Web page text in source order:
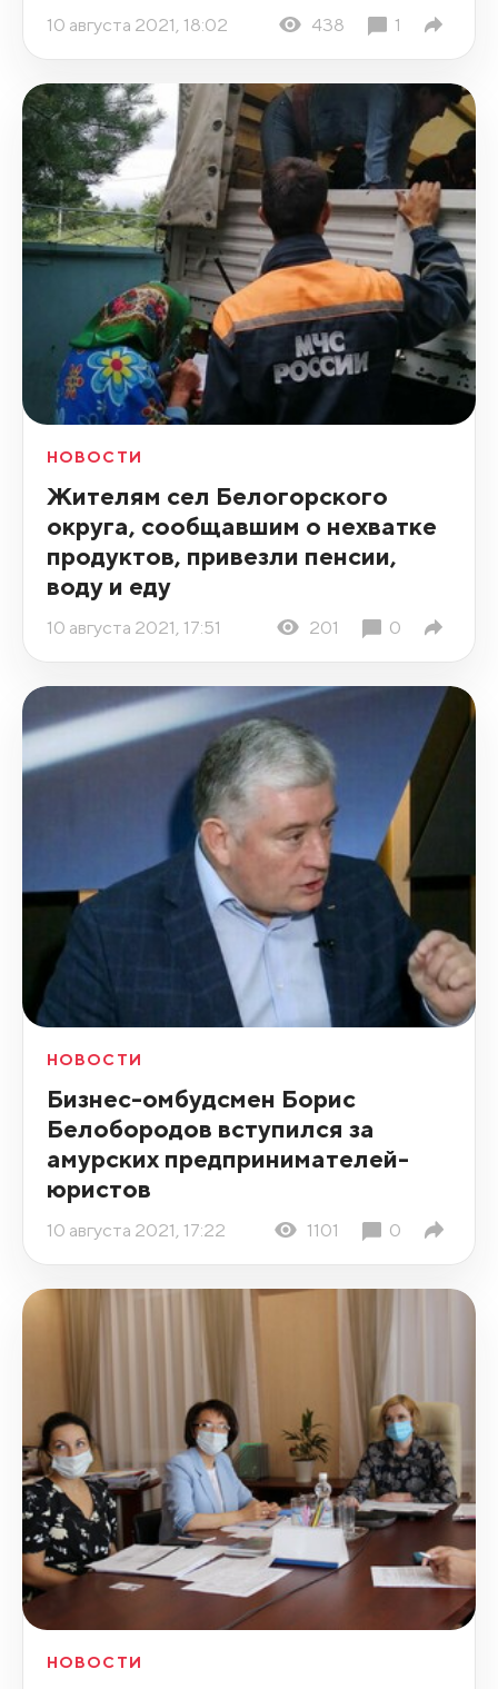
10 августа 2021, 18:02 438 1
НОВОСТИ
Жителям сел Белогорского
округа, сообщавшим о нехватке
продуктов, привезли пенсии,
воду и еду
10 августа 2021, 17:51 201 0
НОВОСТИ
Бизнес-омбудсмен Борис
Белобородов вступился за
амурских предпринимателей-
юристов
10 августа 2021, 17:22 1101 0
НОВОСТИ